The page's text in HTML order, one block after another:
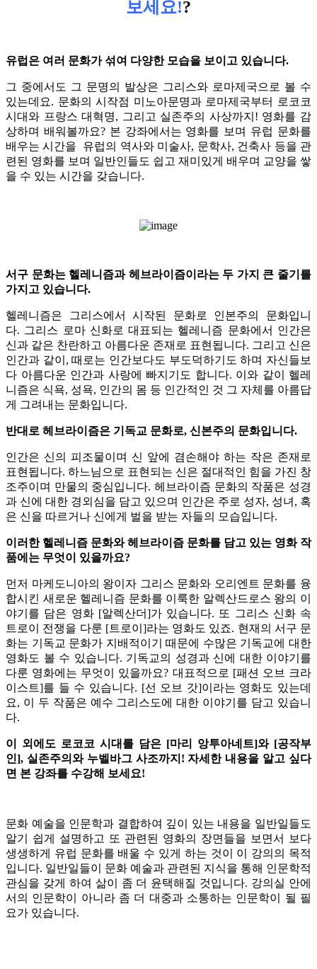
보세요!?
유럽은 여러 문화가 섞여 다양한 모습을 보이고 있습니다.
그 중에서도 그 문명의 발상은 그리스와 로마제국으로 볼 수
있는데요. 문화의 시작점 미노아문명과 로마제국부터 로코코
시대와 프랑스 대혁명, 그리고 실존주의 사상까지! 영화를 감
상하며 배워볼까요? 본 강좌에서는 영화를 보며 유럽 문화를
배우는 시간을 유럽의 역사와 미술사, 문학사, 건축사 등을 관
련된 영화를 보며 일반인들도 쉽고 재미있게 배우며 교양을 쌓
을 수 있는 시간을 갖습니다.
서구 문화는 헬레니즘과 헤브라이즘이라는 두 가지 큰 줄기를
가지고 있습니다.
헬레니즘은 그리스에서 시작된 문화로 인본주의 문화입니
다. 그리스 로마 신화로 대표되는 헬레니즘 문화에서 인간은
신과 같은 찬란하고 아름다운 존재로 표현됩니다. 그리고 신은
인간과 같이, 때로는 인간보다도 부도덕하기도 하며 자신들보
다 아름다운 인간과 사랑에 빠지기도 합니다. 이와 같이 헬레
니즘은 식욕, 성욕, 인간의 몸 등 인간적인 것 그 자체를 아름답
게 그려내는 문화입니다.
반대로 헤브라이즘은 기독교 문화로, 신본주의 문화입니다.
인간은 신의 피조물이며 신 앞에 겸손해야 하는 작은 존재로
표현됩니다. 하느님으로 표현되는 신은 절대적인 힘을 가진 창
조주이며 만물의 중심입니다. 헤브라이즘 문화의 작품은 성경
과 신에 대한 경외심을 담고 있으며 인간은 주로 성자, 성녀, 혹
은 신을 따르거나 신에게 벌을 받는 자들의 모습입니다.
이러한 헬레니즘 문화와 헤브라이즘 문화를 담고 있는 영화 작
품에는 무엇이 있을까요?
먼저 마케도니아의 왕이자 그리스 문화와 오리엔트 문화를 융
합시킨 새로운 헬레니즘 문화를 이룩한 알렉산드로스 왕의 이
야기를 담은 영화 [알렉산더]가 있습니다. 또 그리스 신화 속
트로이 전쟁을 다룬 [트로이]라는 영화도 있죠. 현재의 서구 문
화는 기독교 문화가 지배적이기 때문에 수많은 기독교에 대한
영화도 볼 수 있습니다. 기독교의 성경과 신에 대한 이야기를
다룬 영화에는 무엇이 있을까요? 대표적으로 [패션 오브 크라
이스트]를 들 수 있습니다. [선 오브 갓]이라는 영화도 있는데
요, 이 두 작품은 예수 그리스도에 대한 이야기를 담고 있습니
다.
이 외에도 로코코 시대를 담은 [마리 앙투아네트]와 [공작부
인], 실존주의와 누벨바그 사조까지! 자세한 내용을 알고 싶다
면 본 강좌를 수강해 보세요!
문화 예술을 인문학과 결합하여 깊이 있는 내용을 일반일들도
알기 쉽게 설명하고 또 관련된 영화의 장면들을 보면서 보다
생생하게 유럽 문화를 배울 수 있게 하는 것이 이 강의의 목적
입니다. 일반일들이 문화 예술과 관련된 지식을 통해 인문학적
관심을 갖게 하여 삶이 좀 더 윤택해질 것입니다. 강의실 안에
서의 인문학이 아니라 좀 더 대중과 소통하는 인문학이 될 필
요가 있습니다.